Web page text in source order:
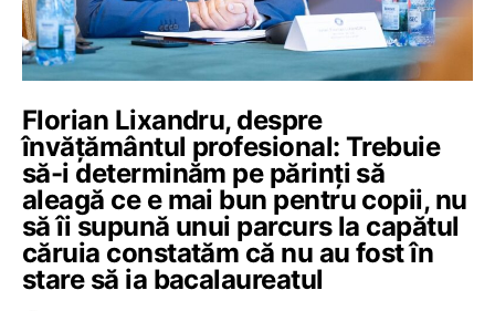
Florian Lixandru, despre
învățământul profesional: Trebuie
să-i determinăm pe părinți să
aleagă ce e mai bun pentru copii, nu
să îi supună unui parcurs la capătul
căruia constatăm că nu au fost în
stare să ia bacalaureatul